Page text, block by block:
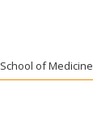
School of Medicine